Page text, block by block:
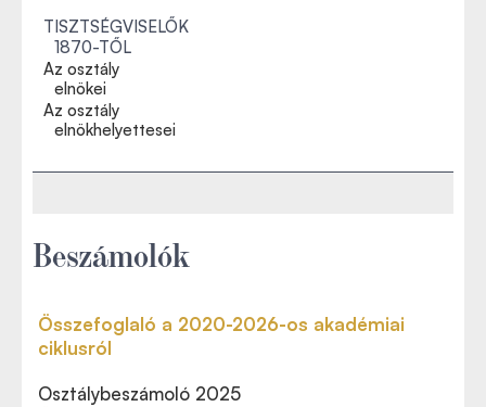
TISZTSÉGVISELŐK
1870-TŐL
Az osztály
elnökei
Az osztály
elnökhelyettesei
Beszámolók
Összefoglaló a 2020-2026-os akadémiai
ciklusról
Osztálybeszámoló 2025